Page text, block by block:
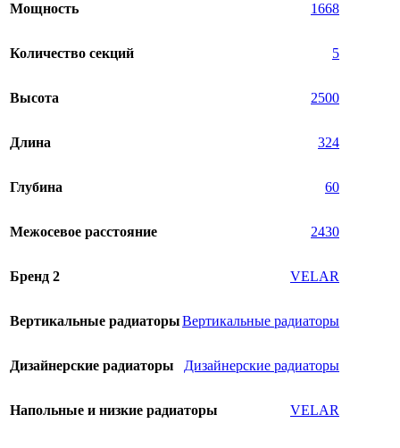
Мощность
1668
Количество секций 5
Высота 2500
Длина 324
Глубина 60
Межосевое расстояние 2430
Бренд 2 VELAR
Вертикальные радиаторыВертикальные радиаторы
Дизайнерские радиаторы Дизайнерские радиаторы
Напольные и низкие радиаторы VELAR